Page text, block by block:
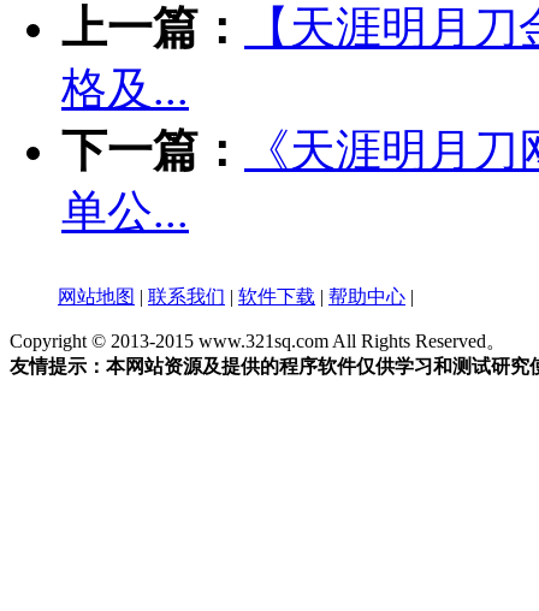
上一篇：
【天涯明月
格及...
下一篇：
《天涯明月
单公...
网站地图 | 联系我们 | 软件下载 | 帮助中心 |
Copyright © 2013-2015 www.321sq.com All Rights Reserved。
友情提示：本网站资源及提供的程序软件仅供学习和测试研